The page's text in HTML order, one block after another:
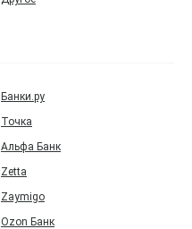
Банки.ру
Точка
Альфа Банк
Zetta
Zaymigo
Ozon Банк